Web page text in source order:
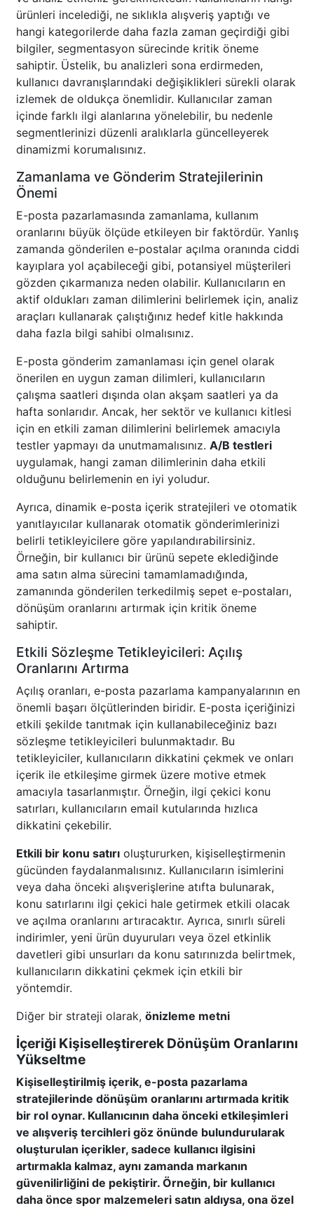
ürünleri incelediği, ne sıklıkla alışveriş yaptığı ve
hangi kategorilerde daha fazla zaman geçirdiği gibi
bilgiler, segmentasyon sürecinde kritik öneme
sahiptir. Üstelik, bu analizleri sona erdirmeden,
kullanıcı davranışlarındaki değişiklikleri sürekli olarak
izlemek de oldukça önemlidir. Kullanıcılar zaman
içinde farklı ilgi alanlarına yönelebilir, bu nedenle
segmentlerinizi düzenli aralıklarla güncelleyerek
dinamizmi korumalısınız.
Zamanlama ve Gönderim Stratejilerinin
Önemi
E-posta pazarlamasında zamanlama, kullanım
oranlarını büyük ölçüde etkileyen bir faktördür. Yanlış
zamanda gönderilen e-postalar açılma oranında ciddi
kayıplara yol açabileceği gibi, potansiyel müşterileri
gözden çıkarmanıza neden olabilir. Kullanıcıların en
aktif oldukları zaman dilimlerini belirlemek için, analiz
araçları kullanarak çalıştığınız hedef kitle hakkında
daha fazla bilgi sahibi olmalısınız.
E-posta gönderim zamanlaması için genel olarak
önerilen en uygun zaman dilimleri, kullanıcıların
çalışma saatleri dışında olan akşam saatleri ya da
hafta sonlarıdır. Ancak, her sektör ve kullanıcı kitlesi
için en etkili zaman dilimlerini belirlemek amacıyla
testler yapmayı da unutmamalısınız. A/B testleri
uygulamak, hangi zaman dilimlerinin daha etkili
olduğunu belirlemenin en iyi yoludur.
Ayrıca, dinamik e-posta içerik stratejileri ve otomatik
yanıtlayıcılar kullanarak otomatik gönderimlerinizi
belirli tetikleyicilere göre yapılandırabilirsiniz.
Örneğin, bir kullanıcı bir ürünü sepete eklediğinde
ama satın alma sürecini tamamlamadığında,
zamanında gönderilen terkedilmiş sepet e-postaları,
dönüşüm oranlarını artırmak için kritik öneme
sahiptir.
Etkili Sözleşme Tetikleyicileri: Açılış
Oranlarını Artırma
Açılış oranları, e-posta pazarlama kampanyalarının en
önemli başarı ölçütlerinden biridir. E-posta içeriğinizi
etkili şekilde tanıtmak için kullanabileceğiniz bazı
sözleşme tetikleyicileri bulunmaktadır. Bu
tetikleyiciler, kullanıcıların dikkatini çekmek ve onları
içerik ile etkileşime girmek üzere motive etmek
amacıyla tasarlanmıştır. Örneğin, ilgi çekici konu
satırları, kullanıcıların email kutularında hızlıca
dikkatini çekebilir.
Etkili bir konu satırı oluştururken, kişiselleştirmenin
gücünden faydalanmalısınız. Kullanıcıların isimlerini
veya daha önceki alışverişlerine atıfta bulunarak,
konu satırlarını ilgi çekici hale getirmek etkili olacak
ve açılma oranlarını artıracaktır. Ayrıca, sınırlı süreli
indirimler, yeni ürün duyuruları veya özel etkinlik
davetleri gibi unsurları da konu satırınızda belirtmek,
kullanıcıların dikkatini çekmek için etkili bir
yöntemdir.
Diğer bir strateji olarak, önizleme metni
İçeriği Kişiselleştirerek Dönüşüm Oranlarını
Yükseltme
Kişiselleştirilmiş içerik, e-posta pazarlama
stratejilerinde dönüşüm oranlarını artırmada kritik
bir rol oynar. Kullanıcının daha önceki etkileşimleri
ve alışveriş tercihleri göz önünde bulundurularak
oluşturulan içerikler, sadece kullanıcı ilgisini
artırmakla kalmaz, aynı zamanda markanın
güvenilirliğini de pekiştirir. Örneğin, bir kullanıcı
daha önce spor malzemeleri satın aldıysa, ona özel